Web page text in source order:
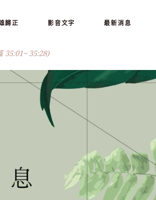
歸正 影音文字 最新消息
35:01~ 35:28)